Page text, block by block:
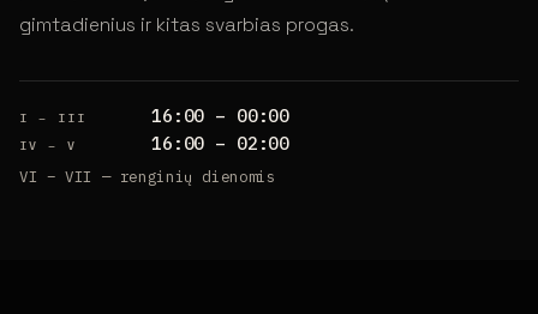
gimtadienius ir kitas svarbias progas.
I – III 16:00 – 00:00
IV – V 16:00 – 02:00
VI – VII — renginių dienomis